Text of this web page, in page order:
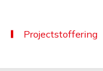
Projectstoffering